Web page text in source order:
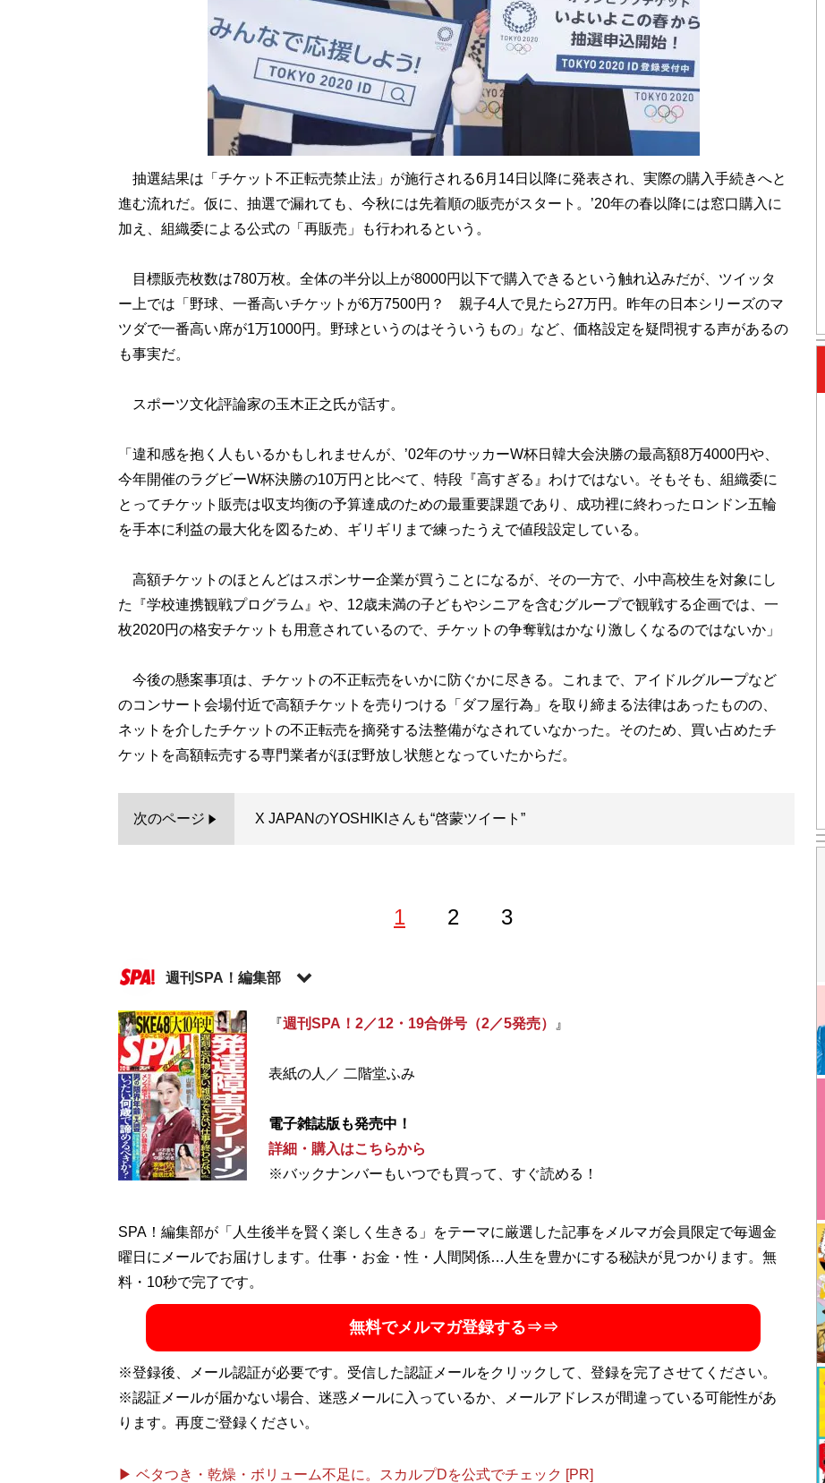
抽選結果は「チケット不正転売禁止法」が施行される6月14日以降に発表され、実際の購入手続きへと
進む流れだ。仮に、抽選で漏れても、今秋には先着順の販売がスタート。’20年の春以降には窓口購入に
加え、組織委による公式の「再販売」も行われるという。
目標販売枚数は780万枚。全体の半分以上が8000円以下で購入できるという触れ込みだが、ツイッタ
ー上では「野球、一番高いチケットが6万7500円？ 親子4人で見たら27万円。昨年の日本シリーズのマ
ツダで一番高い席が1万1000円。野球というのはそういうもの」など、価格設定を疑問視する声があるの
も事実だ。
スポーツ文化評論家の玉木正之氏が話す。
「違和感を抱く人もいるかもしれませんが、’02年のサッカーW杯日韓大会決勝の最高額8万4000円や、
今年開催のラグビーW杯決勝の10万円と比べて、特段『高すぎる』わけではない。そもそも、組織委に
とってチケット販売は収支均衡の予算達成のための最重要課題であり、成功裡に終わったロンドン五輪
を手本に利益の最大化を図るため、ギリギリまで練ったうえで値段設定している。
高額チケットのほとんどはスポンサー企業が買うことになるが、その一方で、小中高校生を対象にし
た『学校連携観戦プログラム』や、12歳未満の子どもやシニアを含むグループで観戦する企画では、一
枚2020円の格安チケットも用意されているので、チケットの争奪戦はかなり激しくなるのではないか」
今後の懸案事項は、チケットの不正転売をいかに防ぐかに尽きる。これまで、アイドルグループなど
のコンサート会場付近で高額チケットを売りつける「ダフ屋行為」を取り締まる法律はあったものの、
ネットを介したチケットの不正転売を摘発する法整備がなされていなかった。そのため、買い占めたチ
ケットを高額転売する専門業者がほぼ野放し状態となっていたからだ。
次のページ X JAPANのYOSHIKIさんも“啓蒙ツイート”
1 2 3
週刊SPA！編集部
記事一覧へ
『週刊SPA！2／12・19合併号（2／5発売） 』
表紙の人／ 二階堂ふみ
電子雑誌版も発売中！
詳細・購入はこちらから
※バックナンバーもいつでも買って、すぐ読める！
SPA！編集部が「人生後半を賢く楽しく生きる」をテーマに厳選した記事をメルマガ会員限定で毎週金
曜日にメールでお届けします。仕事・お金・性・人間関係…人生を豊かにする秘訣が見つかります。無
料・10秒で完了です。
無料でメルマガ登録する⇒⇒
※登録後、メール認証が必要です。受信した認証メールをクリックして、登録を完了させてください。
※認証メールが届かない場合、迷惑メールに入っているか、メールアドレスが間違っている可能性があ
ります。再度ご登録ください。
▶ ベタつき・乾燥・ボリューム不足に。スカルプDを公式でチェック [PR]